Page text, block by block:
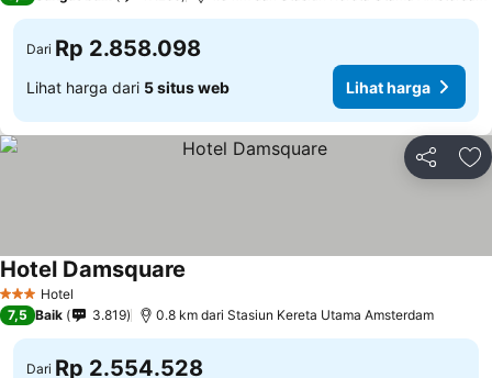
Dari Rp 2.858.098
Lihat harga dari 5 situs web Lihat harga
Bagikan
3 BintangHotel
Hotel Damsquare
7,5 Baik 3.819 0.8 km dari Stasiun Kereta Utama Amsterdam
Dari Rp 2.554.528